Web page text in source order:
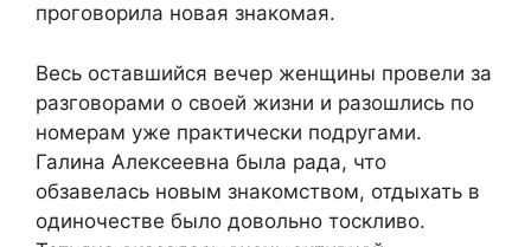
проговорила новая знакомая.
Весь оставшийся вечер женщины провели за
разговорами о своей жизни и разошлись по
номерам уже практически подругами.
Галина Алексеевна была рада, что
обзавелась новым знакомством, отдыхать в
одиночестве было довольно тоскливо.